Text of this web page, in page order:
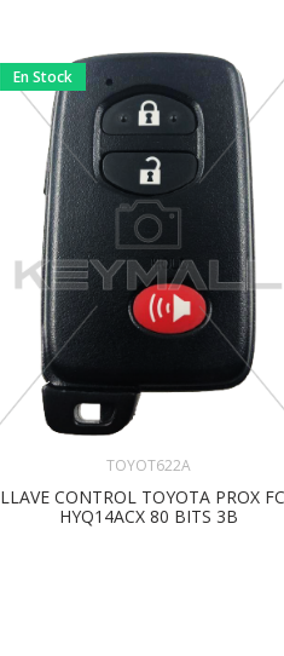
En Stock
TOYOT622A
LLAVE CONTROL TOYOTA PROX
HYQ14ACX 80 BITS 3B